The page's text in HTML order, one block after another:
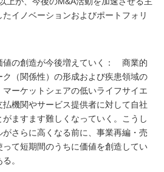
イノベーションおよびポートフォリ
値の創造が今後増えていく： 商業的
（関係性）の形成および疾患領域の
ーケットシェアの低いライフサイエ
機関やサービス提供者に対して自社
ますます難しくなっていく。こうし
さらに高くなる前に、事業再編・売
て短期間のうちに価値を創造してい
。